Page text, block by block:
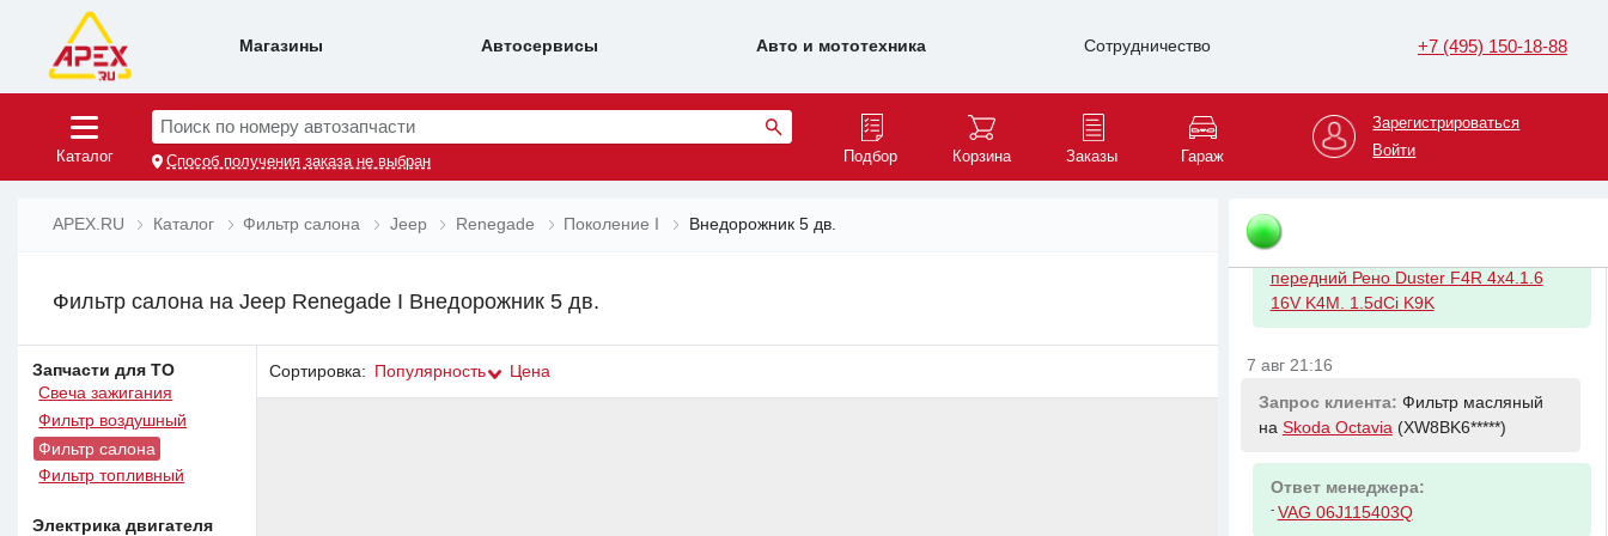
Магазины Автосервисы Авто и мототехника Сотрудничество +7 (495) 150-18-88
Каталог
Поиск по номеру автозапчасти
Способ получения заказа не выбран Подбор Корзина Заказы Гараж
Зарегистрироваться
Войти
APEX.RU Каталог Фильтр салона Jeep Renegade Поколение I Внедорожник 5 дв.
Фильтр салона на Jeep Renegade I Внедорожник 5 дв.
Запчасти для ТО
Свеча зажигания
Фильтр воздушный
Фильтр салона
Фильтр топливный
Электрика двигателя
Сортировка: Популярность Цена
Запрос клиента:Амортизатор
передний левый на
Ответ менеджера:
-
передний Рено Duster F4R 4x4.1.6
16V K4M. 1.5dCi K9K
7 авг 21:16
Запрос клиента: Фильтр масляный
на Skoda Octavia (XW8BK6*****)
Ответ менеджера:
- VAG 06J115403Q